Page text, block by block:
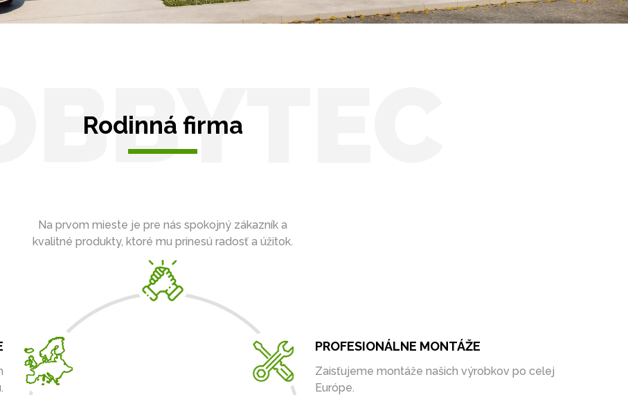
Rodinná firma
Na prvom mieste je pre nás spokojný zákazník a
kvalitné produkty, ktoré mu prinesú radosť a úžitok.
PROFESIONÁLNE MONTÁŽE
Zaisťujeme montáže našich výrobkov po celej
Európe.